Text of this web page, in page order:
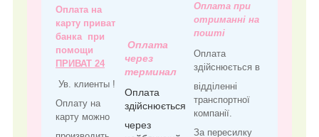
Оплата на
карту приват
банка при
помощи
ПРИВАТ 24
Ув. клиенты !
Оплату на
карту можно
Оплата
через
терминал
Оплата
здійснюється
через
Оплата при
отриманні на
пошті
Оплата
здійснюється в
відділенні
транспортної
компанії.
За пересилку